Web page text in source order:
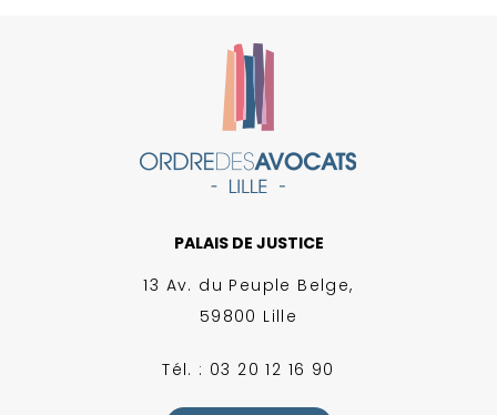
PALAIS DE JUSTICE
13 Av. du Peuple Belge,
59800 Lille
Tél. : 03 20 12 16 90